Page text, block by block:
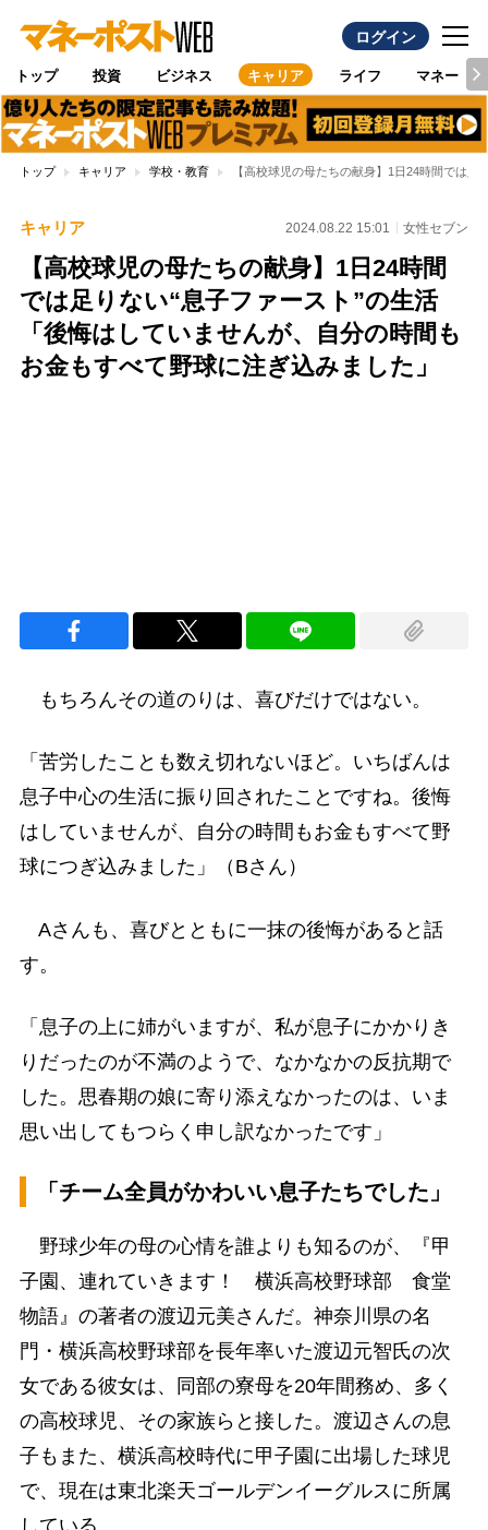
ログイン
トップ 投資 ビジネス キャリア ライフ マネー
トップ キャリア 学校・教育 【高校球児の母たちの献身】1日24時間では
キャリア 2024.08.22 15:01 女性セブン
【高校球児の母たちの献身】1日24時間
では足りない“息子ファースト”の生活
「後悔はしていませんが、自分の時間も
お金もすべて野球に注ぎ込みました」
もちろんその道のりは、喜びだけではない。
「苦労したことも数え切れないほど。いちばんは
息子中心の生活に振り回されたことですね。後悔
はしていませんが、自分の時間もお金もすべて野
球につぎ込みました」（Bさん）
Aさんも、喜びとともに一抹の後悔があると話
す。
「息子の上に姉がいますが、私が息子にかかりき
りだったのが不満のようで、なかなかの反抗期で
した。思春期の娘に寄り添えなかったのは、いま
思い出してもつらく申し訳なかったです」
「チーム全員がかわいい息子たちでした」
野球少年の母の心情を誰よりも知るのが、『甲
子園、連れていきます！ 横浜高校野球部 食堂
物語』の著者の渡辺元美さんだ。神奈川県の名
門・横浜高校野球部を長年率いた渡辺元智氏の次
女である彼女は、同部の寮母を20年間務め、多く
の高校球児、その家族らと接した。渡辺さんの息
子もまた、横浜高校時代に甲子園に出場した球児
で、現在は東北楽天ゴールデンイーグルスに所属
している。